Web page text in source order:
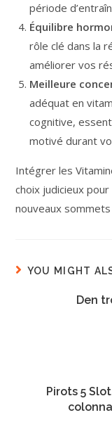
période
Équilibre
rôle clé dans la
améliorer vos
Meilleure
adéquat en
cognitive,
motivé durant
Intégrer les
choix judicieux
nouveaux
YOU MIGHT
Den
Pirots 5